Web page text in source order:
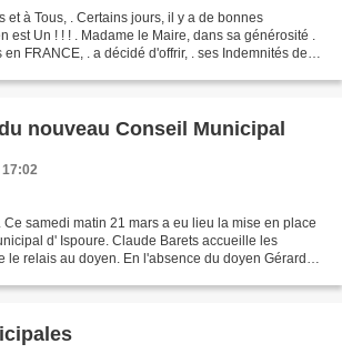
et à Tous, . Certains jours, il y a de bonnes
est Un ! ! ! . Madame le Maire, dans sa générosité .
FRANCE, . a décidé d'offrir, . ses Indemnités de
nouveau Conseil Municipal
samedi matin 21 mars a eu lieu la mise en place
d' Ispoure. Claude Barets accueille les
le relais au doyen. En l'absence du doyen Gérard